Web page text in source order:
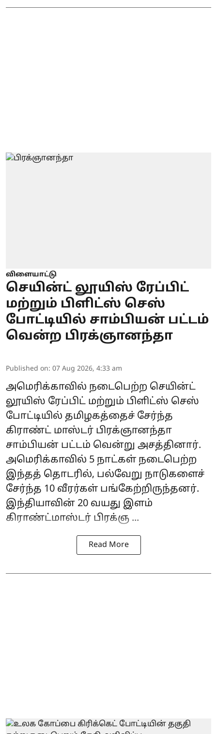
விளையாட்டு
செயின்ட் லூயிஸ் ரேப்பிட்
மற்றும் பிளிட்ஸ் செஸ்
போட்டியில் சாம்பியன் பட்டம்
வென்ற பிரக்ஞானந்தா
Published on: 07 Aug 2026, 4:33 am
அமெரிக்காவில் நடைபெற்ற செயின்ட்
லூயிஸ் ரேப்பிட் மற்றும் பிளிட்ஸ் செஸ்
போட்டியில் தமிழகத்தைச் சேர்ந்த
கிராண்ட் மாஸ்டர் பிரக்ஞானந்தா
சாம்பியன் பட்டம் வென்று அசத்தினார்.
அமெரிக்காவில் 5 நாட்கள் நடைபெற்ற
இந்தத் தொடரில், பல்வேறு நாடுகளைச்
சேர்ந்த 10 வீரர்கள் பங்கேற்றிருந்தனர்.
இந்தியாவின் 20 வயது இளம்
கிராண்ட்மாஸ்டர் பிரக்ஞ ...
Read More